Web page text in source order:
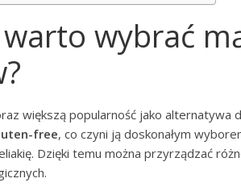
wybrać
większą popularność jako alternatywa
free, co czyni ją doskonałym
Dzięki temu można przyrządzać